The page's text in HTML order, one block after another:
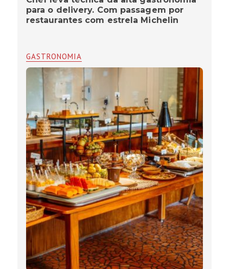
para o delivery. Com passagem por
restaurantes com estrela Michelin
GASTRONOMIA